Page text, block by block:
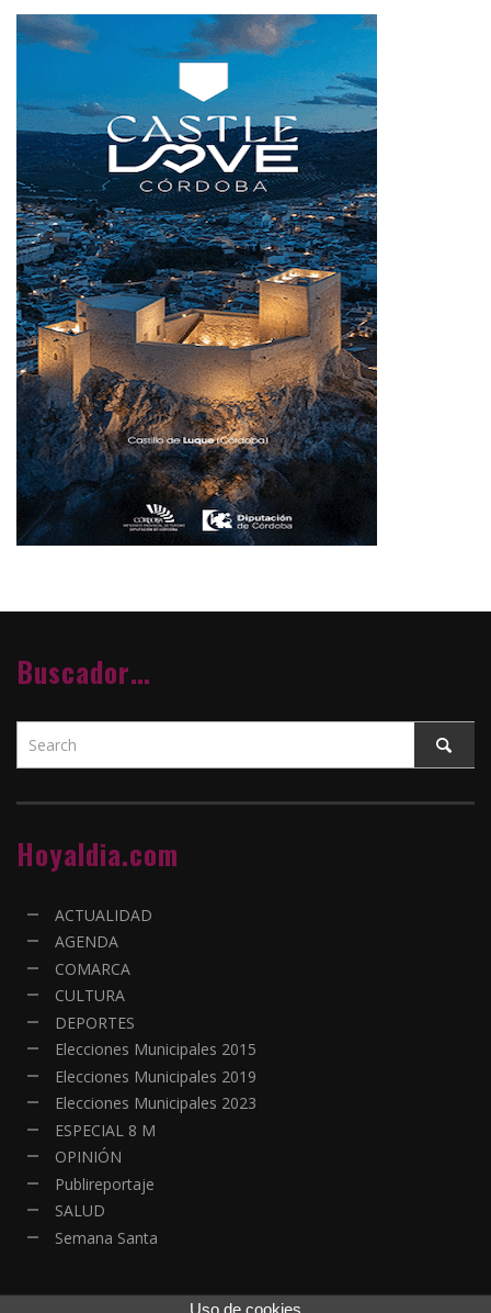
Buscador…
Hoyaldia.com
ACTUALIDAD
AGENDA
COMARCA
CULTURA
DEPORTES
Elecciones Municipales 2015
Elecciones Municipales 2019
Elecciones Municipales 2023
ESPECIAL 8 M
OPINIÓN
Publireportaje
SALUD
Semana Santa
Uso de cookies